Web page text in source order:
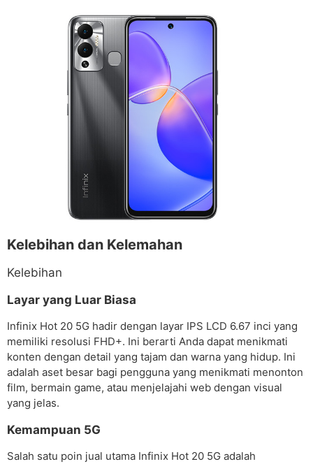
Kelebihan dan Kelemahan
Kelebihan
Layar yang Luar Biasa
Infinix Hot 20 5G hadir dengan layar IPS LCD 6.67 inci yang
memiliki resolusi FHD+. Ini berarti Anda dapat menikmati
konten dengan detail yang tajam dan warna yang hidup. Ini
adalah aset besar bagi pengguna yang menikmati menonton
film, bermain game, atau menjelajahi web dengan visual
yang jelas.
Kemampuan 5G
Salah satu poin jual utama Infinix Hot 20 5G adalah